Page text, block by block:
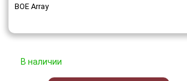
BOE Array
В наличии